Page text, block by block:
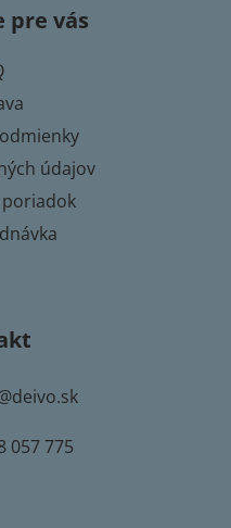
pre vás
údajov
poriadok
deivo.sk
057 775